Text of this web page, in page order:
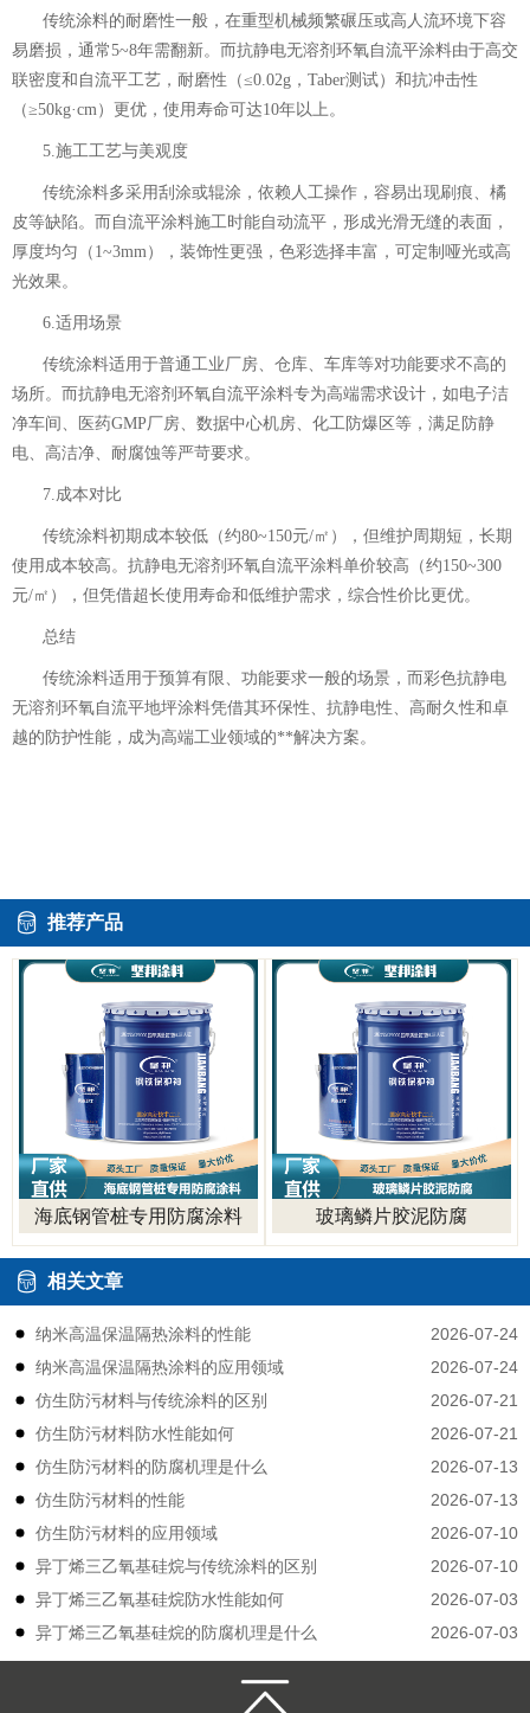
传统涂料的耐磨性一般，在重型机械频繁碾压或高人流环境下容
易磨损，通常5~8年需翻新。而抗静电无溶剂环氧自流平涂料由于高交
联密度和自流平工艺，耐磨性（≤0.02g，Taber测试）和抗冲击性
（≥50kg·cm）更优，使用寿命可达10年以上。
5.施工工艺与美观度
传统涂料多采用刮涂或辊涂，依赖人工操作，容易出现刷痕、橘
皮等缺陷。而自流平涂料施工时能自动流平，形成光滑无缝的表面，
厚度均匀（1~3mm），装饰性更强，色彩选择丰富，可定制哑光或高
光效果。
6.适用场景
传统涂料适用于普通工业厂房、仓库、车库等对功能要求不高的
场所。而抗静电无溶剂环氧自流平涂料专为高端需求设计，如电子洁
净车间、医药GMP厂房、数据中心机房、化工防爆区等，满足防静
电、高洁净、耐腐蚀等严苛要求。
7.成本对比
传统涂料初期成本较低（约80~150元/㎡），但维护周期短，长期
使用成本较高。抗静电无溶剂环氧自流平涂料单价较高（约150~300
元/㎡），但凭借超长使用寿命和低维护需求，综合性价比更优。
总结
传统涂料适用于预算有限、功能要求一般的场景，而彩色抗静电
无溶剂环氧自流平地坪涂料凭借其环保性、抗静电性、高耐久性和卓
越的防护性能，成为高端工业领域的**解决方案。
推荐产品
海底钢管桩专用防腐涂料 玻璃鳞片胶泥防腐
相关文章
2026-07-24
纳米高温保温隔热涂料的性能
2026-07-24
纳米高温保温隔热涂料的应用领域
2026-07-21
仿生防污材料与传统涂料的区别
2026-07-21
仿生防污材料防水性能如何
2026-07-13
仿生防污材料的防腐机理是什么
2026-07-13
仿生防污材料的性能
2026-07-10
仿生防污材料的应用领域
2026-07-10
异丁烯三乙氧基硅烷与传统涂料的区别
2026-07-03
异丁烯三乙氧基硅烷防水性能如何
2026-07-03
异丁烯三乙氧基硅烷的防腐机理是什么